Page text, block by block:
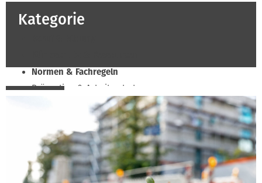
Kategorie
Normen & Fachregeln
Prävention & Arbeitsschutz
Recht & Wirtschaft
Soziales & Tarifpolitik
Verband & Innungen
Innung